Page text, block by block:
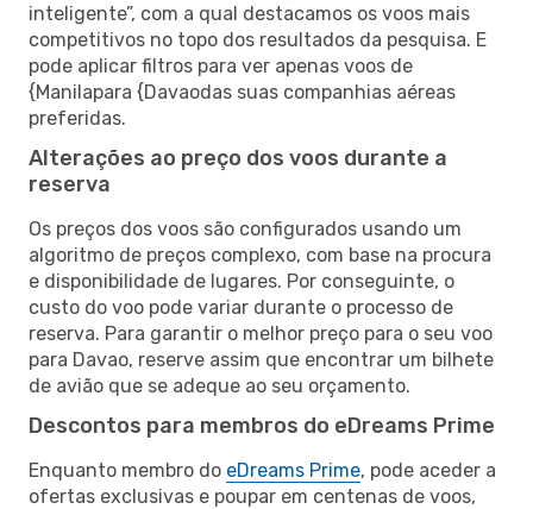
inteligente”, com a qual destacamos os voos mais
competitivos no topo dos resultados da pesquisa. E
pode aplicar filtros para ver apenas voos de
{Manilapara {Davaodas suas companhias aéreas
preferidas.
Alterações ao preço dos voos durante a
reserva
Os preços dos voos são configurados usando um
algoritmo de preços complexo, com base na procura
e disponibilidade de lugares. Por conseguinte, o
custo do voo pode variar durante o processo de
reserva. Para garantir o melhor preço para o seu voo
para Davao, reserve assim que encontrar um bilhete
de avião que se adeque ao seu orçamento.
Descontos para membros do eDreams Prime
Enquanto membro do eDreams Prime, pode aceder a
ofertas exclusivas e poupar em centenas de voos,